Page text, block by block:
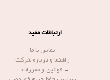
ارتباطات مفید
- تماس با ما
- راهنما و درباره شرکت
- قوانین و مقررات